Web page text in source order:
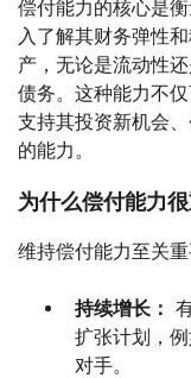
偿付能力的核心是
入了解其财务弹性
产，无论是流动性
债务。这种能力不
支持其投资新机会
的能力。
为什么偿付能力
维持偿付能力至关
持续增长：
扩张计划，
对手。